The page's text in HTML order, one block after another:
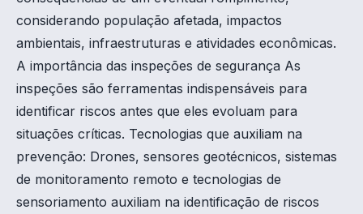
considerando população afetada, impactos
ambientais, infraestruturas e atividades econômicas.
A importância das inspeções de segurança As
inspeções são ferramentas indispensáveis para
identificar riscos antes que eles evoluam para
situações críticas. Tecnologias que auxiliam na
prevenção: Drones, sensores geotécnicos, sistemas
de monitoramento remoto e tecnologias de
sensoriamento auxiliam na identificação de riscos